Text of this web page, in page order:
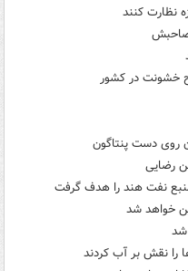
نظارت کنند
صاحبش
خشونت در کشور
رضایی
نفت هند را هدف گرفت
خواهد شد
شد
را نقش بر آب کردند